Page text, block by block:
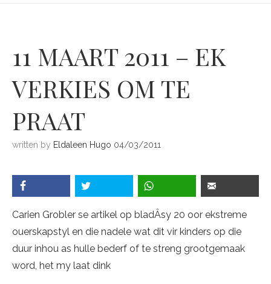
11 MAART 2011 – EK
VERKIES OM TE
PRAAT
written by Eldaleen Hugo 04/03/2011
Carien Grobler se artikel op bladÂ­sy 20 oor ekstreme
ouerskapstyl en die nadele wat dit vir kinders op die
duur inhou as hulle bederf of te streng grootgemaak
word, het my laat dink